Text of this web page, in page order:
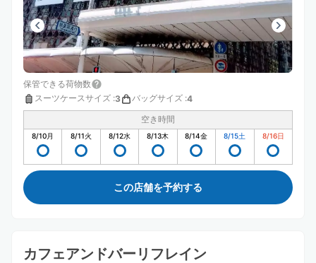
保管できる荷物数
スーツケースサイズ :3 バッグサイズ :4
空き時間
8/10月 8/11火 8/12水 8/13木 8/14金 8/15土 8/16日
この店舗を予約する
カフェアンドバーリフレイン